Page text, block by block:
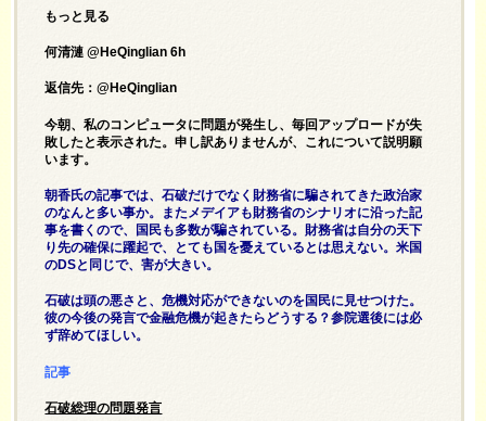
もっと見る
何清漣 @HeQinglian 6h
返信先：@HeQinglian
今朝、私のコンピュータに問題が発生し、毎回アップロードが失
敗したと表示された。申し訳ありませんが、これについて説明願
います。
朝香氏の記事では、石破だけでなく財務省に騙されてきた政治家
のなんと多い事か。またメデイアも財務省のシナリオに沿った記
事を書くので、国民も多数が騙されている。財務省は自分の天下
り先の確保に躍起で、とても国を憂えているとは思えない。米国
のDSと同じで、害が大きい。
石破は頭の悪さと、危機対応ができないのを国民に見せつけた。
彼の今後の発言で金融危機が起きたらどうする？参院選後には必
ず辞めてほしい。
記事
石破総理の問題発言